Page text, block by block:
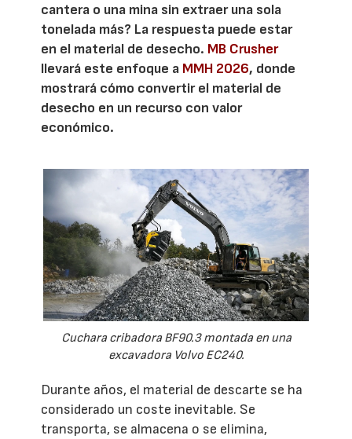
cantera o una mina sin extraer una sola
tonelada más? La respuesta puede estar
en el material de desecho. MB Crusher
llevará este enfoque a MMH 2026, donde
mostrará cómo convertir el material de
desecho en un recurso con valor
económico.
Cuchara cribadora BF90.3 montada en una
excavadora Volvo EC240.
Durante años, el material de descarte se ha
considerado un coste inevitable. Se
transporta, se almacena o se elimina,